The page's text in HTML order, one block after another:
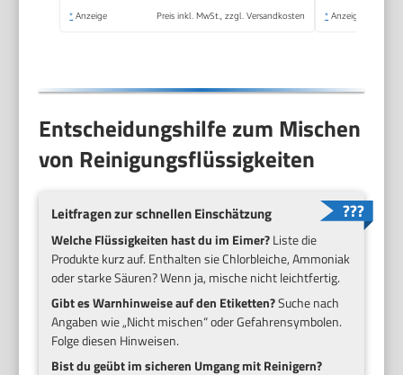
* Anzeige Preis inkl. MwSt., zzgl. Versandkosten * Anzeige
Entscheidungshilfe zum Mischen
von Reinigungsflüssigkeiten
Leitfragen zur schnellen Einschätzung
Welche Flüssigkeiten hast du im Eimer?Liste die
Produkte kurz auf. Enthalten sie Chlorbleiche, Ammoniak
oder starke Säuren? Wenn ja, mische nicht leichtfertig.
Gibt es Warnhinweise auf den Etiketten?Suche nach
Angaben wie „Nicht mischen“ oder Gefahrensymbolen.
Folge diesen Hinweisen.
Bist du geübt im sicheren Umgang mit Reinigern?